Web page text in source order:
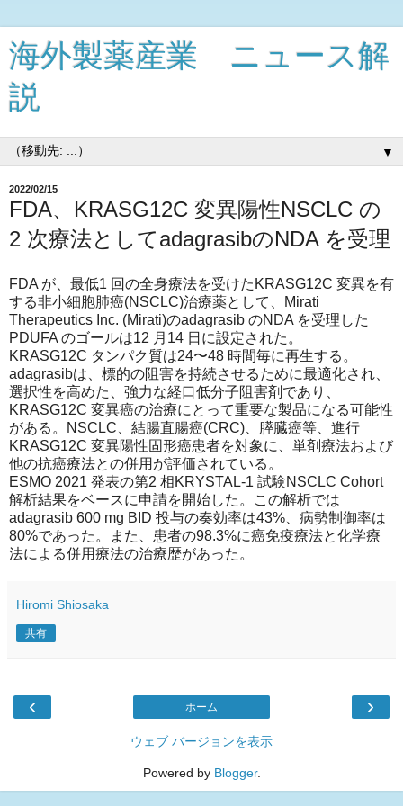
海外製薬産業 ニュース解
説
▼
2022/02/15
FDA、KRASG12C 変異陽性NSCLC の
2 次療法としてadagrasibのNDA を受理
FDA が、最低1 回の全身療法を受けたKRASG12C 変異を有
する非小細胞肺癌(NSCLC)治療薬として、Mirati
Therapeutics Inc. (Mirati)のadagrasib のNDA を受理した
PDUFA のゴールは12 月14 日に設定された。
KRASG12C タンパク質は24〜48 時間毎に再生する。
adagrasibは、標的の阻害を持続させるために最適化され、
選択性を高めた、強力な経口低分子阻害剤であり、
KRASG12C 変異癌の治療にとって重要な製品になる可能性
がある。NSCLC、結腸直腸癌(CRC)、膵臓癌等、進行
KRASG12C 変異陽性固形癌患者を対象に、単剤療法および
他の抗癌療法との併用が評価されている。
ESMO 2021 発表の第2 相KRYSTAL-1 試験NSCLC Cohort
解析結果をベースに申請を開始した。この解析では
adagrasib 600 mg BID 投与の奏効率は43%、病勢制御率は
80%であった。また、患者の98.3%に癌免疫療法と化学療
法による併用療法の治療歴があった。
Hiromi Shiosaka
共有
‹ ›
ホーム
ウェブ バージョンを表示
Powered by Blogger.